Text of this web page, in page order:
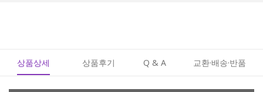
상품상세 상품후기 Q & A 교환·배송·반품